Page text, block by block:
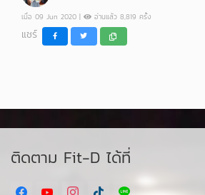
เมื่อ 09 Jun 2020 | อ่านแล้ว 8,819 ครั้ง
แชร์
ติดตาม Fit-D ได้ที่